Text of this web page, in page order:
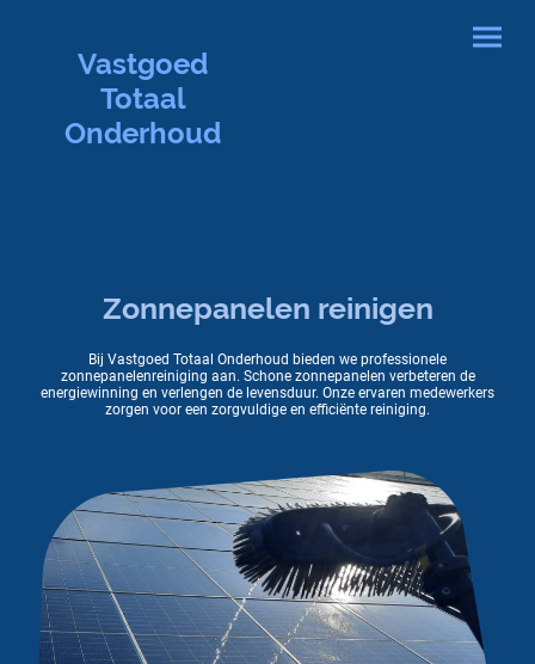
Vastgoed
Totaal
Onderhoud
Zonnepanelen reinigen
Bij Vastgoed Totaal Onderhoud bieden we professionele
zonnepanelenreiniging aan. Schone zonnepanelen verbeteren de
energiewinning en verlengen de levensduur. Onze ervaren medewerkers
zorgen voor een zorgvuldige en efficiënte reiniging.